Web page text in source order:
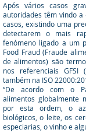
Após vários casos
autoridades têm vindo
casos, existindo uma
detectarem o mais
fenómeno ligado a um
Food Fraud (Fraude
de alimentos) são
nos referenciais GFSI
também na ISO
“De acordo com o
alimentos globalmente
por esta ordem, o
biológicos, o leite, os
especiarias, o vinho e